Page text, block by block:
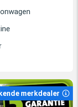
merkdealer